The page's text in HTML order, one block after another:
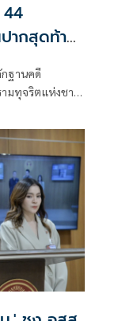
ากสุดท้าย
ฐานคดี
มทุจริตแห่งชาติ